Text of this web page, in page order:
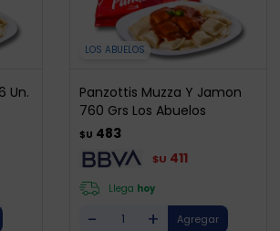
Un.
LOS ABUELOS
Panzottis Muzza Y Jamon
760 Grs Los Abuelos
$U 483
$U 411
Llega hoy
- +